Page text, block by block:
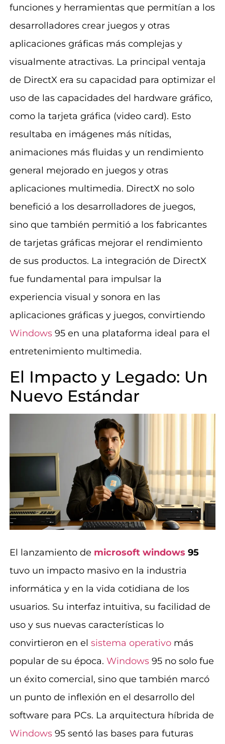
funciones y herramientas que permitían a los
desarrolladores crear juegos y otras
aplicaciones gráficas más complejas y
visualmente atractivas. La principal ventaja
de DirectX era su capacidad para optimizar el
uso de las capacidades del hardware gráfico,
como la tarjeta gráfica (video card). Esto
resultaba en imágenes más nítidas,
animaciones más fluidas y un rendimiento
general mejorado en juegos y otras
aplicaciones multimedia. DirectX no solo
benefició a los desarrolladores de juegos,
sino que también permitió a los fabricantes
de tarjetas gráficas mejorar el rendimiento
de sus productos. La integración de DirectX
fue fundamental para impulsar la
experiencia visual y sonora en las
aplicaciones gráficas y juegos, convirtiendo
Windows95 en una plataforma ideal para el
entretenimiento multimedia.
El Impacto y Legado: Un
Nuevo Estándar
El lanzamiento de microsoft windows 95
tuvo un impacto masivo en la industria
informática y en la vida cotidiana de los
usuarios. Su interfaz intuitiva, su facilidad de
uso y sus nuevas características lo
convirtieron en el sistema operativomás
popular de su época. Windows95 no solo fue
un éxito comercial, sino que también marcó
un punto de inflexión en el desarrollo del
software para PCs. La arquitectura híbrida de
Windows95 sentó las bases para futuras